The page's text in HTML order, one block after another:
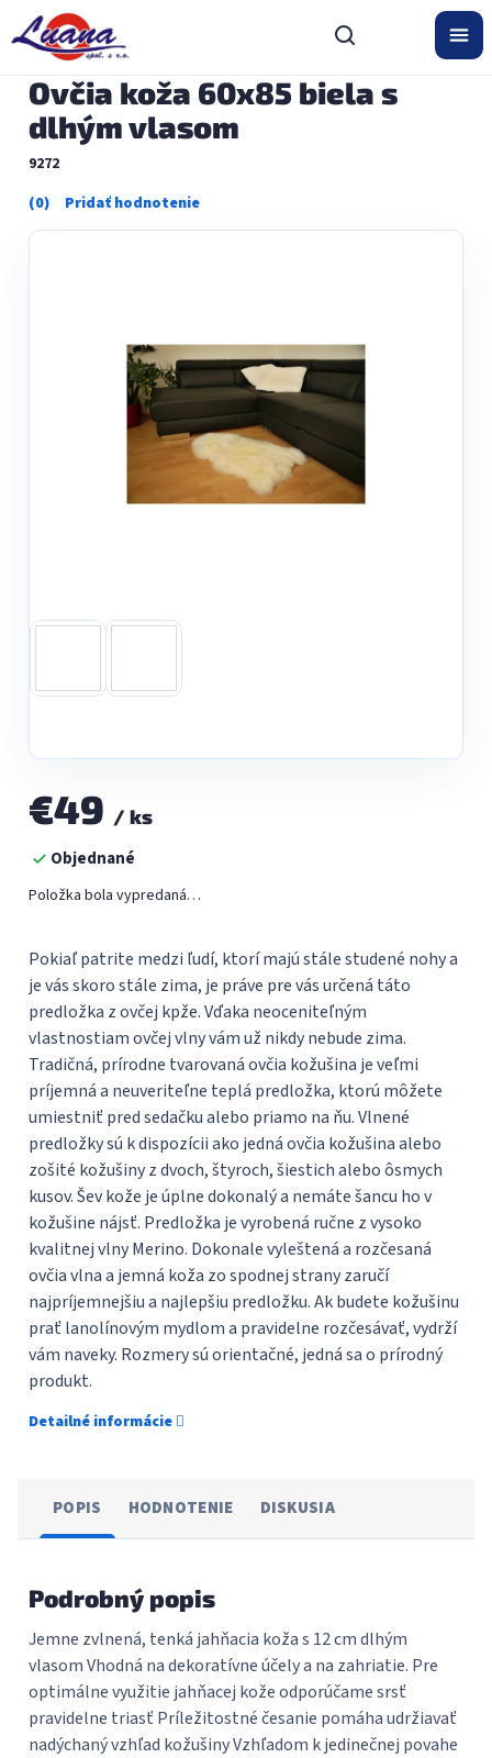
obsah
Ovčia koža 60x85 biela s
dlhým vlasom
9272
Priemerné
hodnotenie
€49 / ks
Jednotková
cena:Objednané
Položka bola vypredaná…
Pokiaľ patrite medzi ľudí, ktorí majú stále studené nohy a
je vás skoro stále zima, je práve pre vás určená táto
predložka z ovčej kpže. Vďaka neoceniteľným
vlastnostiam ovčej vlny vám už nikdy nebude zima.
Tradičná, prírodne tvarovaná ovčia kožušina je veľmi
príjemná a neuveriteľne teplá predložka, ktorú môžete
umiestniť pred sedačku alebo priamo na ňu. Vlnené
predložky sú k dispozícii ako jedná ovčia kožušina alebo
zošité kožušiny z dvoch, štyroch, šiestich alebo ôsmych
kusov. Šev kože je úplne dokonalý a nemáte šancu ho v
kožušine nájsť. Predložka je vyrobená ručne z vysoko
kvalitnej vlny Merino. Dokonale vyleštená a rozčesaná
ovčia vlna a jemná koža zo spodnej strany zaručí
najpríjemnejšiu a najlepšiu predložku. Ak budete kožušinu
prať lanolínovým mydlom a pravidelne rozčesávať, vydrží
vám naveky. Rozmery sú orientačné, jedná sa o prírodný
produkt.
Detailné informácie
POPIS HODNOTENIE DISKUSIA
Podrobný popis
Jemne zvlnená, tenká jahňacia koža s 12 cm dlhým
vlasom Vhodná na dekoratívne účely a na zahriatie. Pre
optimálne využitie jahňacej kože odporúčame srsť
pravidelne triasť Príležitostné česanie pomáha udržiavať
nadýchaný vzhľad kožušiny Vzhľadom k jedinečnej povahe